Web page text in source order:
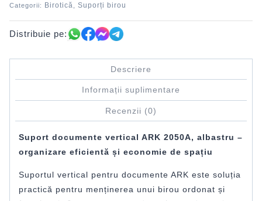
Categorii: Birotică Suporți birou
Distribuie pe:
Descriere
Informații suplimentare
Recenzii (0)
Suport documente vertical ARK 2050A, albastru –
organizare eficientă și economie de spațiu
Suportul vertical pentru documente ARK este soluția
practică pentru menținerea unui birou ordonat și